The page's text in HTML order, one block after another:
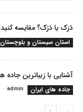
دَرَک یا دَرَک؟ مقایسه
استان سیستان و بلوچستان
آشنایی با زیباترین
جاده های ایران admin
-